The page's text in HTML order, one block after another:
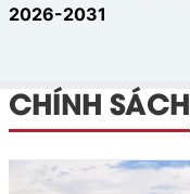
2026-2031
CHÍNH SÁCH